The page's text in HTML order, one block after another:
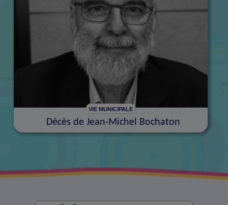
VIE MUNICIPALE
Décès de Jean-Michel Bochaton